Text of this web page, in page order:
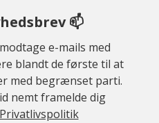
📫
e-mails med
blandt de første til at
med begrænset parti.
nemt framelde dig
Privatlivspolitik